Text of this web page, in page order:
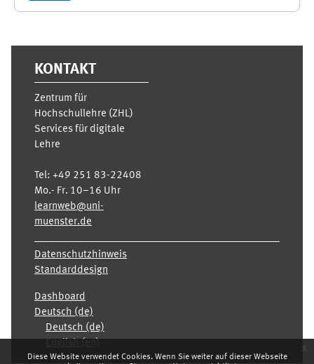
Diese Website verwendet Cookies. Wenn Sie weiter auf dieser Webseite
x
KONTAKT
Zentrum für
Hochschullehre (ZHL)
Services für digitale
Lehre
Tel: +49 251 83-22408
Mo.- Fr. 10–16 Uhr
learnweb@uni-
muenster.de
Datenschutzhinweis
Standarddesign
Dashboard
Deutsch ‎(de)‎
Deutsch ‎(de)‎